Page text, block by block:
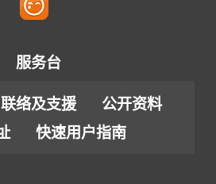
服务台
联络及支援
公开资料
快速用户指南